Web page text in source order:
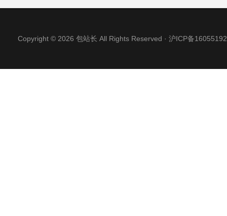
Copyright © 2026 包站长 All Rights Reserved · 沪ICP备